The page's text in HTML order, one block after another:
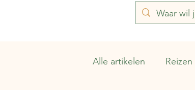
Alle artikelen